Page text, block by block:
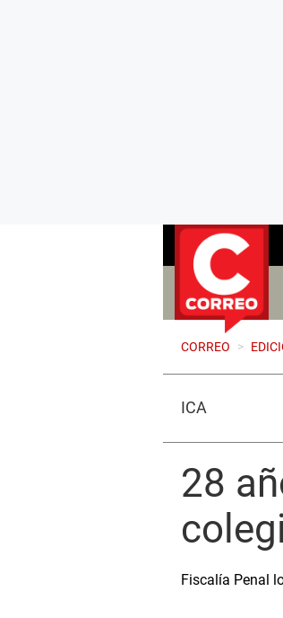
CORREO >
ICA
28
Fiscalía Penal